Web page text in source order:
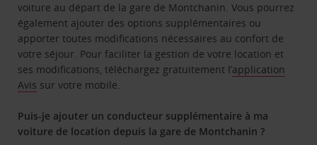
voiture au départ de la gare de Montchanin. Vous pourrez
également ajouter des options supplémentaires ou
apporter toutes modifications nécessaires au confort de
votre séjour. Pour faciliter la gestion de votre location et
ses modifications, téléchargez gratuitement l’application
Avis sur votre mobile.
Puis-je ajouter un conducteur supplémentaire à ma
voiture de location depuis la gare de Montchanin ?